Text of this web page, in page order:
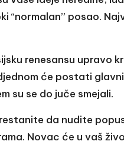
“normalan” posao.
renesansu upravo
će postati
su se do juče smejali.
da nudite
Novac će u vaš